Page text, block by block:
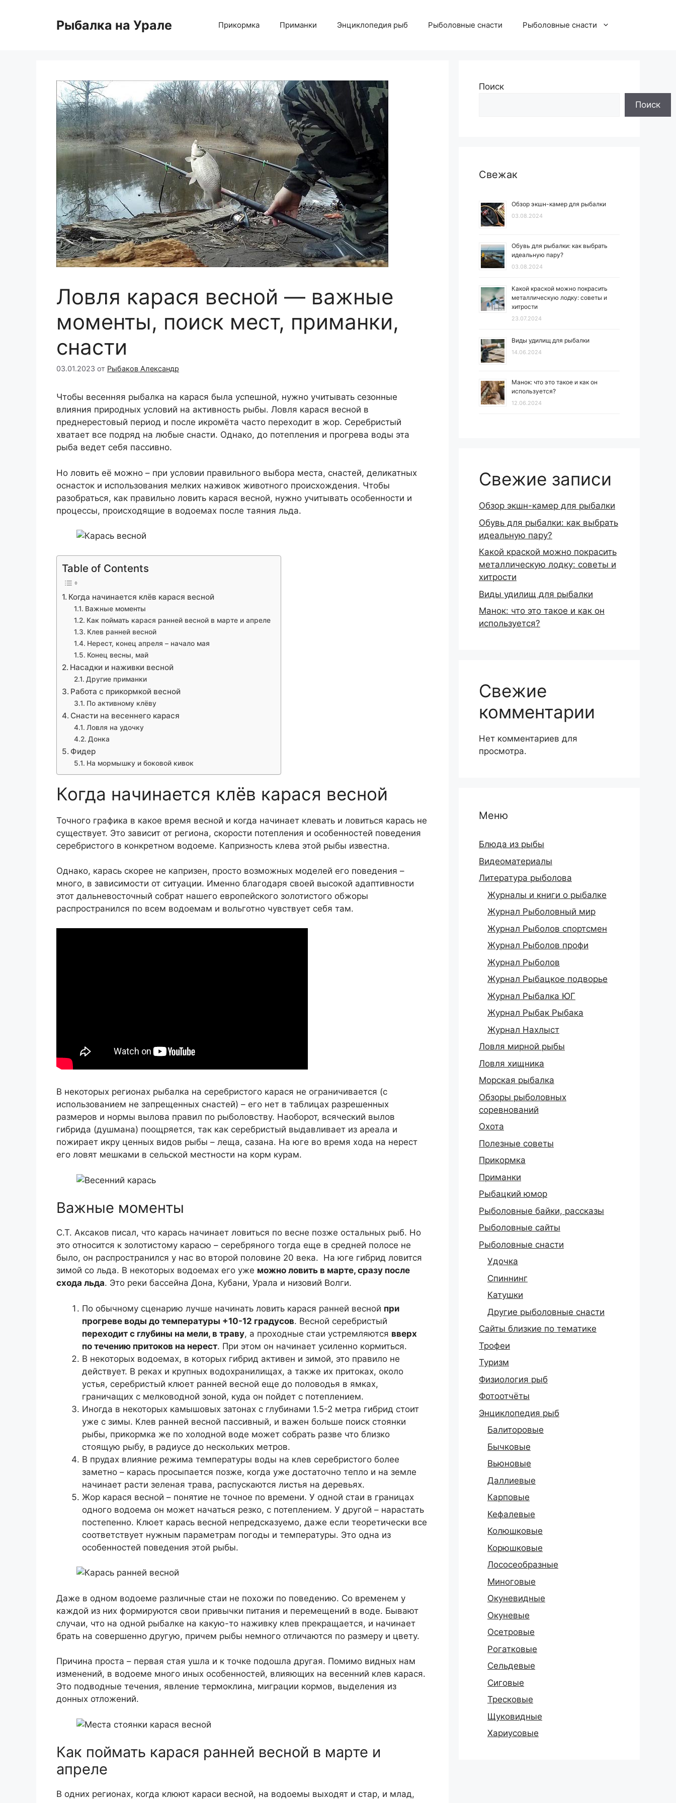
содержимомуРыбалка на Урале Прикормка Приманки Энциклопедия рыб Рыболовные снасти Рыболовные снасти
Ловля карася весной — важные
моменты, поиск мест, приманки,
снасти
03.01.2023 от Рыбаков Александр
Чтобы весенняя рыбалка на карася была успешной, нужно учитывать сезонные
влияния природных условий на активность рыбы. Ловля карася весной в
преднерестовый период и после икромёта часто переходит в жор. Серебристый
хватает все подряд на любые снасти. Однако, до потепления и прогрева воды эта
рыба ведет себя пассивно.
Но ловить её можно – при условии правильного выбора места, снастей, деликатных
оснасток и использования мелких наживок животного происхождения. Чтобы
разобраться, как правильно ловить карася весной, нужно учитывать особенности и
процессы, происходящие в водоемах после таяния льда.
Table of Contents
Когда начинается клёв карася весной
Важные моменты
Как поймать карася ранней весной в марте и апреле
Клев ранней весной
Нерест, конец апреля – начало мая
Конец весны, май
Насадки и наживки весной
Другие приманки
Работа с прикормкой весной
По активному клёву
Снасти на весеннего карася
Ловля на удочку
Донка
Фидер
На мормышку и боковой кивок
Когда начинается клёв карася весной
Точного графика в какое время весной и когда начинает клевать и ловиться карась не
существует. Это зависит от региона, скорости потепления и особенностей поведения
серебристого в конкретном водоеме. Капризность клева этой рыбы известна.
Однако, карась скорее не капризен, просто возможных моделей его поведения –
много, в зависимости от ситуации. Именно благодаря своей высокой адаптивности
этот дальневосточный собрат нашего европейского золотистого обжоры
распространился по всем водоемам и вольготно чувствует себя там.
В некоторых регионах рыбалка на серебристого карася не ограничивается (с
использованием не запрещенных снастей) – его нет в таблицах разрешенных
размеров и нормы вылова правил по рыболовству. Наоборот, всяческий вылов
гибрида (душмана) поощряется, так как серебристый выдавливает из ареала и
пожирает икру ценных видов рыбы – леща, сазана. На юге во время хода на нерест
его ловят мешками в сельской местности на корм курам.
Важные моменты
С.Т. Аксаков писал, что карась начинает ловиться по весне позже остальных рыб. Но
это относится к золотистому карасю – серебряного тогда еще в средней полосе не
было, он распространился у нас во второй половине 20 века. На юге гибрид ловится
зимой со льда. В некоторых водоемах его уже можно ловить в марте, сразу после
схода льда. Это реки бассейна Дона, Кубани, Урала и низовий Волги.
По обычному сценарию лучше начинать ловить карася ранней весной при
прогреве воды до температуры +10-12 градусов. Весной серебристый
переходит с глубины на мели, в траву, а проходные стаи устремляются вверх
по течению притоков на нерест. При этом он начинает усиленно кормиться.
В некоторых водоемах, в которых гибрид активен и зимой, это правило не
действует. В реках и крупных водохранилищах, а также их притоках, около
устья, серебристый клюет ранней весной еще до половодья в ямках,
граничащих с мелководной зоной, куда он пойдет с потеплением.
Иногда в некоторых камышовых затонах с глубинами 1.5-2 метра гибрид стоит
уже с зимы. Клев ранней весной пассивный, и важен больше поиск стоянки
рыбы, прикормка же по холодной воде может собрать разве что близко
стоящую рыбу, в радиусе до нескольких метров.
В прудах влияние режима температуры воды на клев серебристого более
заметно – карась просыпается позже, когда уже достаточно тепло и на земле
начинает расти зеленая трава, распускаются листья на деревьях.
Жор карася весной – понятие не точное по времени. У одной стаи в границах
одного водоема он может начаться резко, с потеплением. У другой – нарастать
постепенно. Клюет карась весной непредсказуемо, даже если теоретически все
соответствует нужным параметрам погоды и температуры. Это одна из
особенностей поведения этой рыбы.
Даже в одном водоеме различные стаи не похожи по поведению. Со временем у
каждой из них формируются свои привычки питания и перемещений в воде. Бывают
случаи, что на одной рыбалке на какую-то наживку клев прекращается, и начинает
брать на совершенно другую, причем рыбы немного отличаются по размеру и цвету.
Причина проста – первая стая ушла и к точке подошла другая. Помимо видных нам
изменений, в водоеме много иных особенностей, влияющих на весенний клев карася.
Это подводные течения, явление термоклина, миграции кормов, выделения из
донных отложений.
Как поймать карася ранней весной в марте и
апреле
В одних регионах, когда клюют караси весной, на водоемы выходят и стар, и млад,
Поиск
Поиск
Свежак
Обзор экшн-камер для рыбалки
03.08.2024
Обувь для рыбалки: как выбрать
идеальную пару?
03.08.2024
Какой краской можно покрасить
металлическую лодку: советы и
хитрости
23.07.2024
Виды удилищ для рыбалки
14.06.2024
Манок: что это такое и как он
используется?
12.06.2024
Свежие записи
Обзор экшн-камер для рыбалки
Обувь для рыбалки: как выбрать
идеальную пару?
Какой краской можно покрасить
металлическую лодку: советы и
хитрости
Виды удилищ для рыбалки
Манок: что это такое и как он
используется?
Свежие
комментарии
Нет комментариев для
просмотра.
Меню
Блюда из рыбы
Видеоматериалы
Литература рыболова
Журналы и книги о рыбалке
Журнал Рыболовный мир
Журнал Рыболов спортсмен
Журнал Рыболов профи
Журнал Рыболов
Журнал Рыбацкое подворье
Журнал Рыбалка ЮГ
Журнал Рыбак Рыбака
Журнал Нахлыст
Ловля мирной рыбы
Ловля хищника
Морская рыбалка
Обзоры рыболовных
соревнований
Охота
Полезные советы
Прикормка
Приманки
Рыбацкий юмор
Рыболовные байки, рассказы
Рыболовные сайты
Рыболовные снасти
Удочка
Спиннинг
Катушки
Другие рыболовные снасти
Сайты близкие по тематике
Трофеи
Туризм
Физиология рыб
Фотоотчёты
Энциклопедия рыб
Балиторовые
Бычковые
Вьюновые
Даллиевые
Карповые
Кефалевые
Колюшковые
Корюшковые
Лососеобразные
Миноговые
Окуневидные
Окуневые
Осетровые
Рогатковые
Сельдевые
Сиговые
Тресковые
Щуковидные
Хариусовые